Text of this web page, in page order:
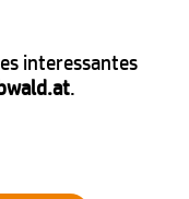
interessantes
.